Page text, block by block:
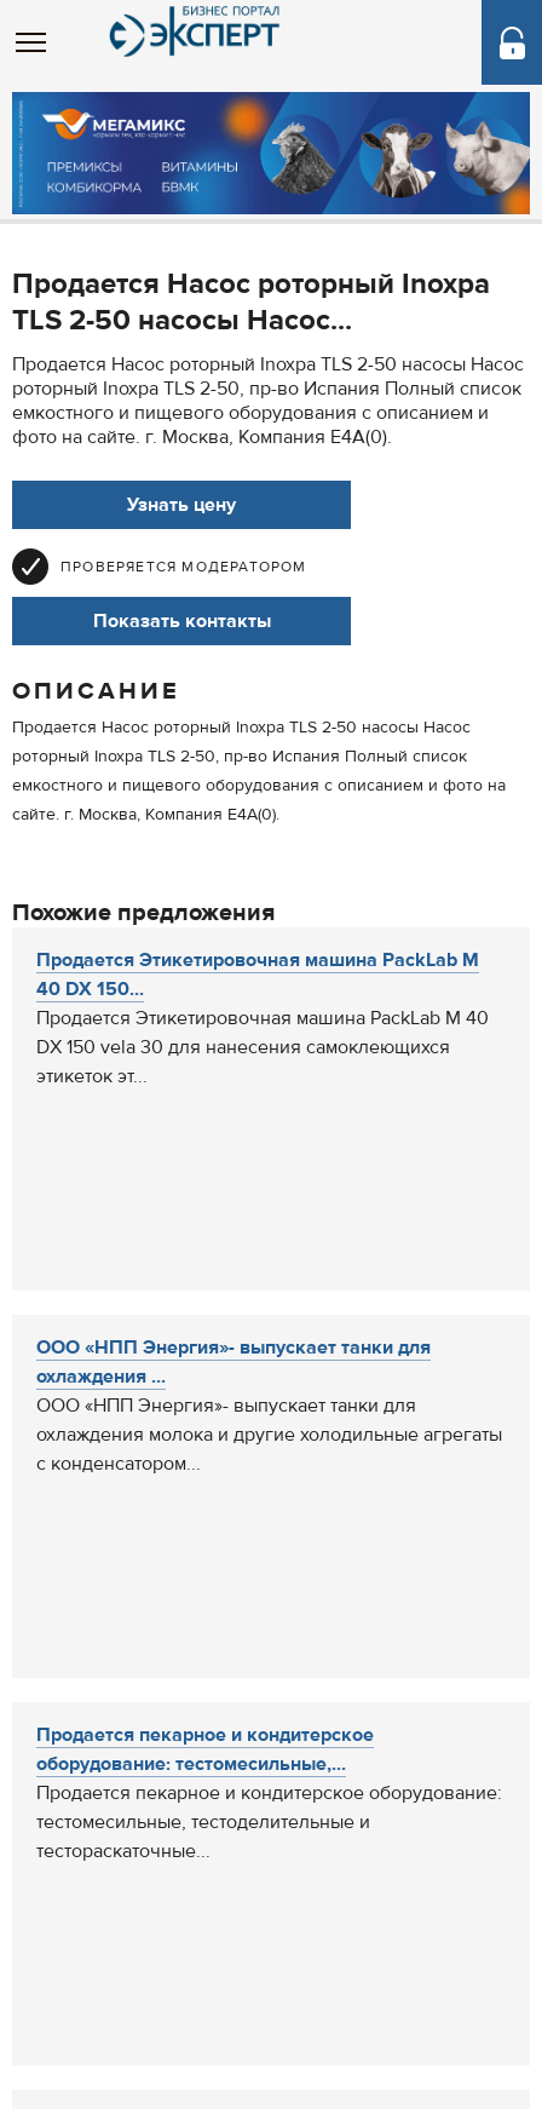
Продается Насос роторный Inoxpa
TLS 2-50 насосы Насос...
Продается Насос роторный Inoxpa TLS 2-50 насосы Насос
роторный Inoxpa TLS 2-50, пр-во Испания Полный список
емкостного и пищевого оборудования с описанием и
фото на сайте. г. Москва, Компания Е4А(0).
Узнать цену
ПРОВЕРЯЕТСЯ МОДЕРАТОРОМ
Показать контакты
ОПИСАНИЕ
Продается Насос роторный Inoxpa TLS 2-50 насосы Насос
роторный Inoxpa TLS 2-50, пр-во Испания Полный список
емкостного и пищевого оборудования с описанием и фото на
сайте. г. Москва, Компания Е4А(0).
Похожие предложения
Продается Этикетировочная машина PackLab M
40 DX 150...
Продается Этикетировочная машина PackLab M 40
DX 150 vela 30 для нанесения самоклеющихся
этикеток эт...
ООО «НПП Энергия»- выпускает танки для
охлаждения ...
ООО «НПП Энергия»- выпускает танки для
охлаждения молока и другие холодильные агрегаты
с конденсатором...
Продается пекарное и кондитерское
оборудование: тестомесильные,...
Продается пекарное и кондитерское оборудование:
тестомесильные, тестоделительные и
тестораскаточные...